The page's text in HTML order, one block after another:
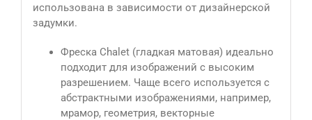
использована в зависимости от дизайнерской
задумки.
Фреска Сhalet (гладкая матовая) идеально
подходит для изображений с высоким
разрешением. Чаще всего используется с
абстрактными изображениями, например,
мрамор, геометрия, векторные